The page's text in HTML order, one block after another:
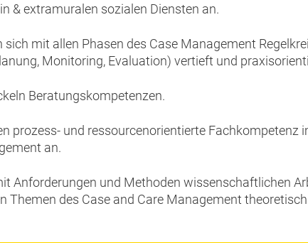
& extramuralen sozialen Diensten an.
sich mit allen Phasen des Case Management
Monitoring, Evaluation) vertieft und
Beratungskompetenzen.
prozess- und ressourcenorientierte Fachkompetenz
an.
Anforderungen und Methoden wissenschaftlichen
Themen des Case and Care Management